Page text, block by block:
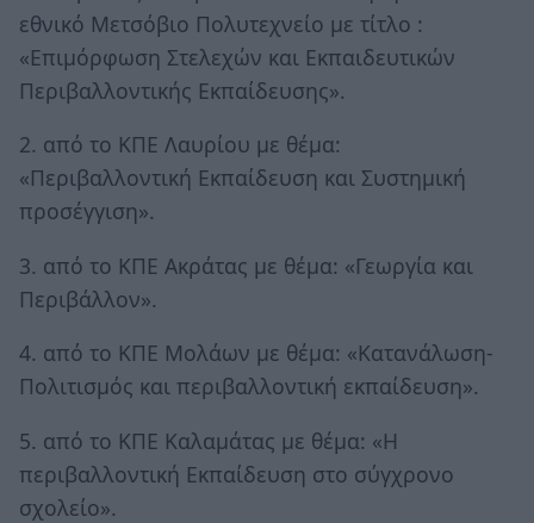
εθνικό Μετσόβιο Πολυτεχνείο με τίτλο :
«Επιμόρφωση Στελεχών και Εκπαιδευτικών
Περιβαλλοντικής Εκπαίδευσης».
2. από το ΚΠΕ Λαυρίου με θέμα:
«Περιβαλλοντική Εκπαίδευση και Συστημική
προσέγγιση».
3. από το ΚΠΕ Ακράτας με θέμα: «Γεωργία και
Περιβάλλον».
4. από το ΚΠΕ Μολάων με θέμα: «Κατανάλωση-
Πολιτισμός και περιβαλλοντική εκπαίδευση».
5. από το ΚΠΕ Καλαμάτας με θέμα: «Η
περιβαλλοντική Εκπαίδευση στο σύγχρονο
σχολείο».